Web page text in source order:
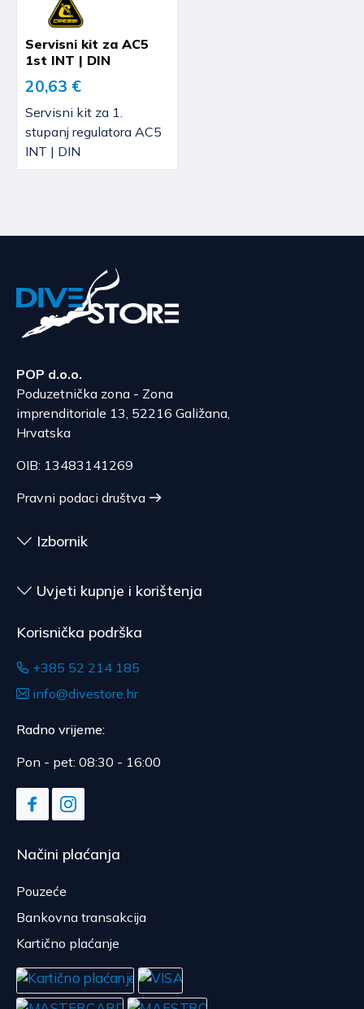
Servisni kit za AC5
1st INT | DIN
20,63 €
Servisni kit za 1.
stupanj regulatora AC5
INT | DIN
POP d.o.o.
Poduzetnička zona - Zona
imprenditoriale 13, 52216 Galižana,
Hrvatska
OIB: 13483141269
Pravni podaci društva
Izbornik
Uvjeti kupnje i korištenja
Korisnička podrška
+385 52 214 185
info@divestore.hr
Radno vrijeme:
Pon - pet: 08:30 - 16:00
Načini plaćanja
Pouzeće
Bankovna transakcija
Kartično plaćanje